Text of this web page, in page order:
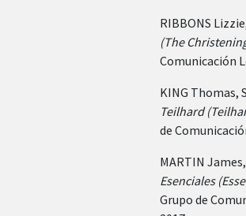
RIBBONS
(The
Comunicación
KING Thomas,
Teilhard
de
MARTIN James,
Esenciales
Grupo de